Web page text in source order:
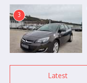
3
Latest